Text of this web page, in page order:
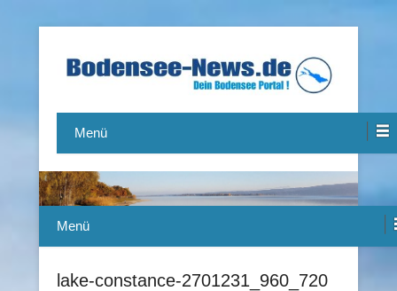
Bodensee-News.de
Menü
Menü
lake-constance-2701231_960_720